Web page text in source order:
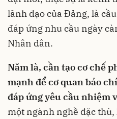
lãnh đạo của Đảng, là
đáp ứng nhu cầu ngày
Nhân dân.
Năm là, cần tạo cơ chế
mạnh để cơ quan báo
đáp ứng yêu cầu nhiệm
một ngành nghề đặc